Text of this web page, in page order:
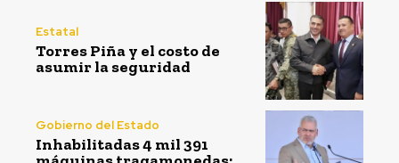
Estatal
Torres Piña y el costo de
asumir la seguridad
Gobierno del Estado
Inhabilitadas 4 mil 391